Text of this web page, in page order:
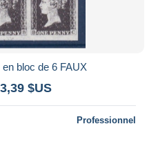
bloc de 6 FAUX
$US
Professionnel